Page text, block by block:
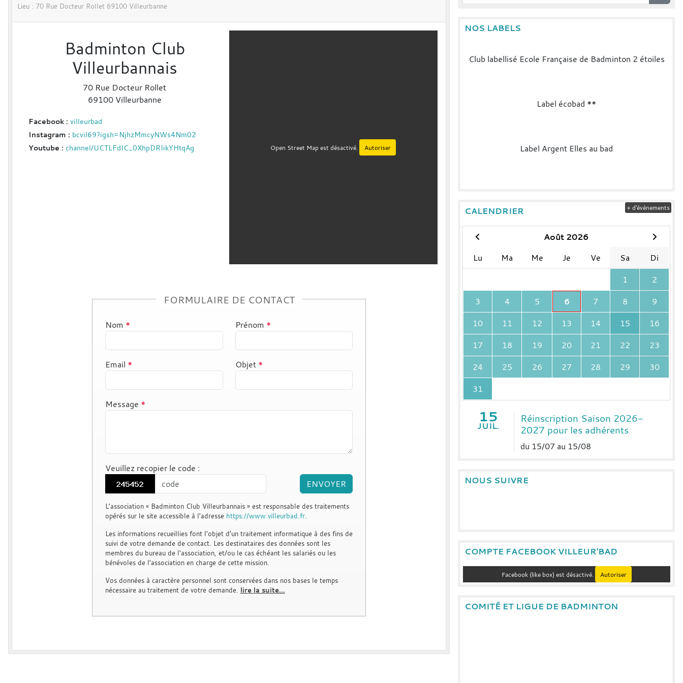
Lieu : 70 Rue Docteur Rollet 69100 Villeurbanne
Badminton Club
Villeurbannais
70 Rue Docteur Rollet
69100 Villeurbanne
Facebook : villeurbad
Instagram : bcvil69?igsh=NjhzMmcyNWs4Nm02
Youtube : channel/UCTLFdIC_0XhpDRIikYHtqAg Open Street Map est désactivé. Autoriser
FORMULAIRE DE CONTACT
Nom * Prénom *
Email * Objet *
Message *
Veuillez recopier le code :
ENVOYER
L’association « Badminton Club Villeurbannais » est responsable des traitements
opérés sur le site accessible à l’adresse https://www.villeurbad.fr.
Les informations recueillies font l’objet d’un traitement informatique à des fins de
suivi de votre demande de contact. Les destinataires des données sont les
membres du bureau de l'association, et/ou le cas échéant les salariés ou les
bénévoles de l’association en charge de cette mission.
Vos données à caractère personnel sont conservées dans nos bases le temps
nécessaire au traitement de votre demande. lire la suite...
NOS LABELS
Club labellisé Ecole Française de Badminton 2 étoiles
Label écobad **
Label Argent Elles au bad
CALENDRIER
Août 2026
Lu
Ma Me Je Ve Sa
Di
1
2
3
4 5 6 7 8
9
10
11 12 13 14 15
16
17
18 19 20 21 22
23
24
25 26 27 28 29
30
31
15
JUIL.
Réinscription Saison 2026-
2027 pour les adhérents
du 15/07 au 15/08
+ d'évènements
NOUS SUIVRE
COMPTE FACEBOOK VILLEUR'BAD
Facebook (like box) est désactivé. Autoriser
COMITÉ ET LIGUE DE BADMINTON